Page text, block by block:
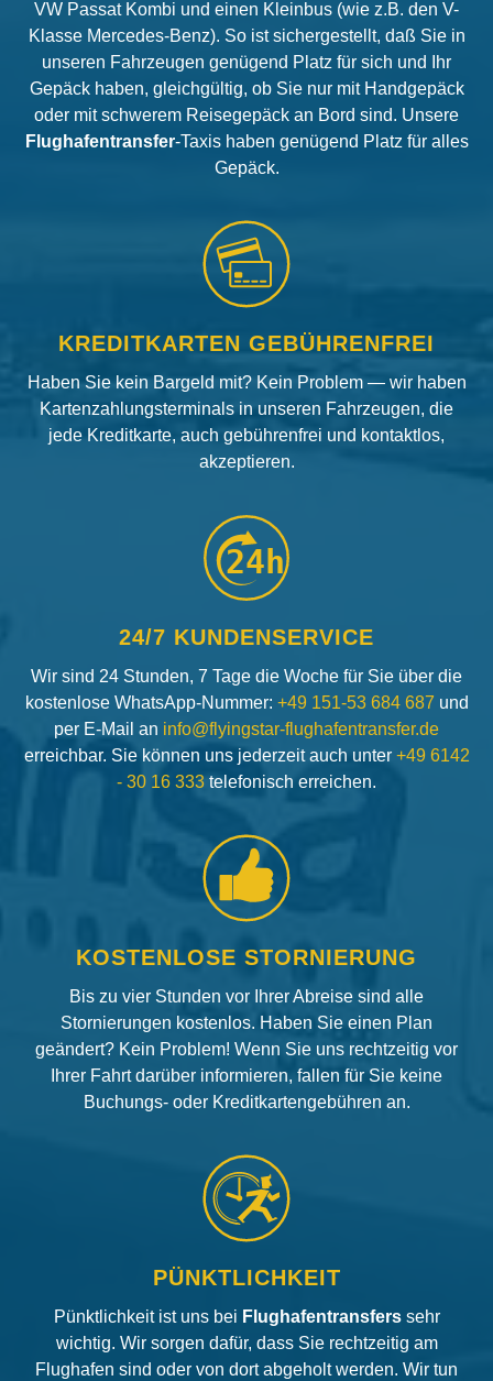
VW Passat Kombi und einen Kleinbus (wie z.B. den V-
Klasse Mercedes-Benz). So ist sichergestellt, daß Sie in
unseren Fahrzeugen genügend Platz für sich und Ihr
Gepäck haben, gleichgültig, ob Sie nur mit Handgepäck
oder mit schwerem Reisegepäck an Bord sind. Unsere
Flughafentransfer-Taxis haben genügend Platz für alles
Gepäck.
KREDITKARTEN GEBÜHRENFREI
Haben Sie kein Bargeld mit? Kein Problem — wir haben
Kartenzahlungsterminals in unseren Fahrzeugen, die
jede Kreditkarte, auch gebührenfrei und kontaktlos,
akzeptieren.
24h
24/7 KUNDENSERVICE
Wir sind 24 Stunden, 7 Tage die Woche für Sie über die
kostenlose WhatsApp-Nummer: +49 151-53 684 687 und
per E-Mail an info@flyingstar-flughafentransfer.de
erreichbar. Sie können uns jederzeit auch unter +49 6142
- 30 16 333 telefonisch erreichen.
KOSTENLOSE STORNIERUNG
Bis zu vier Stunden vor Ihrer Abreise sind alle
Stornierungen kostenlos. Haben Sie einen Plan
geändert? Kein Problem! Wenn Sie uns rechtzeitig vor
Ihrer Fahrt darüber informieren, fallen für Sie keine
Buchungs- oder Kreditkartengebühren an.
PÜNKTLICHKEIT
Pünktlichkeit ist uns bei Flughafentransfers sehr
wichtig. Wir sorgen dafür, dass Sie rechtzeitig am
Flughafen sind oder von dort abgeholt werden. Wir tun